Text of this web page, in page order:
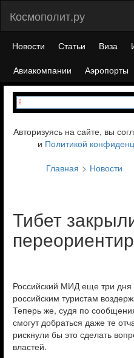
Космополит.ру
Новости Статьи Виза
Авиакомпании
Аэропорты
Авторизуясь на сайте, вы
и Политикой
Главная
Новости
Тибет
Российский МИД еще три дня
российским туристам
Теперь же, судя по
смогут добраться даже те
рискнули бы это сделать
властей.